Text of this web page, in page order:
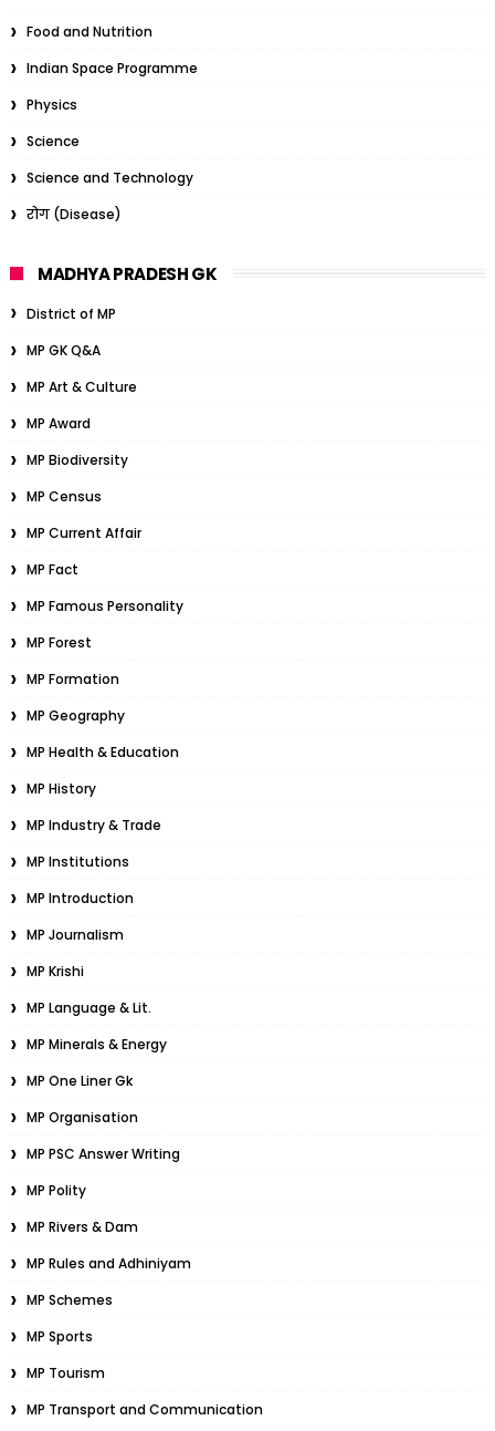
Food and Nutrition
Indian Space Programme
Physics
Science
Science and Technology
रोग (Disease)
MADHYA PRADESH GK
District of MP
MP GK Q&A
MP Art & Culture
MP Award
MP Biodiversity
MP Census
MP Current Affair
MP Fact
MP Famous Personality
MP Forest
MP Formation
MP Geography
MP Health & Education
MP History
MP Industry & Trade
MP Institutions
MP Introduction
MP Journalism
MP Krishi
MP Language & Lit.
MP Minerals & Energy
MP One Liner Gk
MP Organisation
MP PSC Answer Writing
MP Polity
MP Rivers & Dam
MP Rules and Adhiniyam
MP Schemes
MP Sports
MP Tourism
MP Transport and Communication